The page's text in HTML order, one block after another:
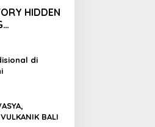
HIDDEN
di
BALI